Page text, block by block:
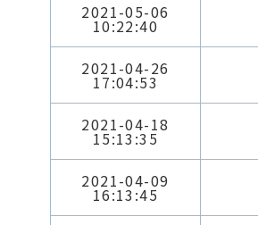
2021-05-06
10:22:40
2021-04-26
17:04:53
2021-04-18
15:13:35
2021-04-09
16:13:45